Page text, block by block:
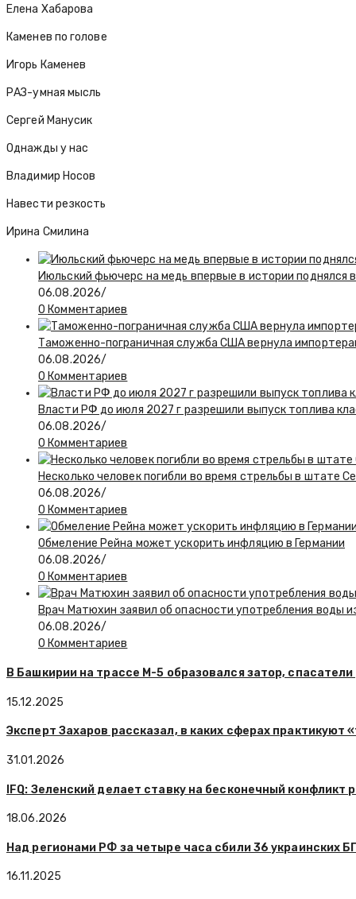
Елена Хабарова
Каменев по голове
Игорь Каменев
РАЗ-умная мысль
Сергей Манусик
Однажды у нас
Владимир Носов
Навести резкость
Ирина Смилина
Июльский фьючерс на медь впервые в истории поднялся
06.08.2026/
0 Комментариев
Таможенно-пограничная служба США вернула
06.08.2026/
0 Комментариев
Власти РФ до июля 2027 г разрешили выпуск топлива
06.08.2026/
0 Комментариев
Несколько человек погибли во время стрельбы в штате
06.08.2026/
0 Комментариев
Обмеление Рейна может ускорить инфляцию в Германии
06.08.2026/
0 Комментариев
Врач Матюхин заявил об опасности употребления воды
06.08.2026/
0 Комментариев
В Башкирии на трассе М-5 образовался затор,
15.12.2025
Эксперт Захаров рассказал, в каких сферах практикуют
31.01.2026
IFQ: Зеленский делает ставку на бесконечный конфликт
18.06.2026
Над регионами РФ за четыре часа сбили 36 украинских
16.11.2025